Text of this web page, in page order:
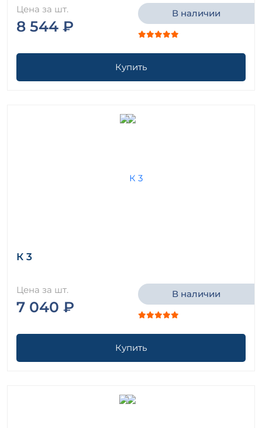
Цена за шт.
8 544 ₽
В наличии
Купить
К 3
Цена за шт.
7 040 ₽
В наличии
Купить